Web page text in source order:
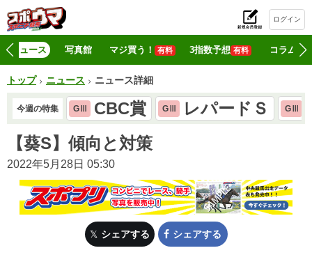
ログイン
ニュース 写真館 マジ買う！ 有料 3指数予想 有料 コラム
トップ ニュース ニュース詳細
今週の特集 GⅢ CBC賞 GⅢ レパードＳ GⅢ
【葵S】傾向と対策
2022年5月28日 05:30
シェアする シェアする